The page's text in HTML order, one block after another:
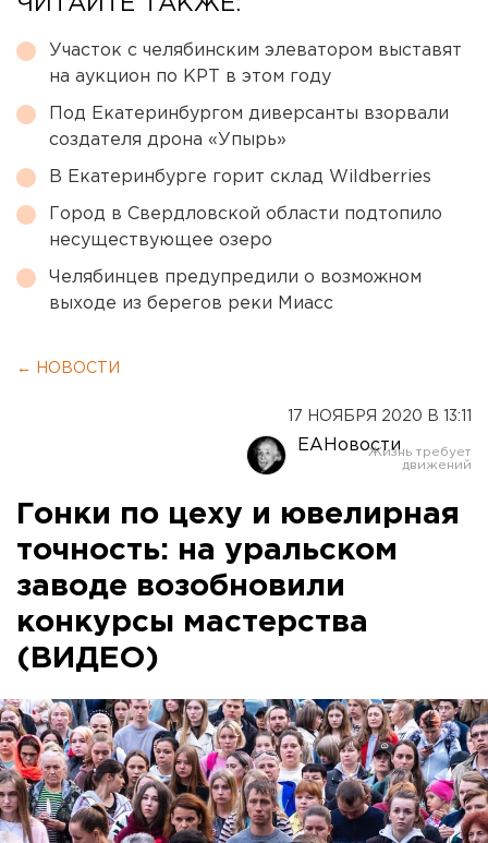
ЧИТАЙТЕ ТАКЖЕ:
Участок с челябинским элеватором выставят
на аукцион по КРТ в этом году
Под Екатеринбургом диверсанты взорвали
создателя дрона «Упырь»
В Екатеринбурге горит склад Wildberries
Город в Свердловской области подтопило
несуществующее озеро
Челябинцев предупредили о возможном
выходе из берегов реки Миасс
← НОВОСТИ
17 НОЯБРЯ 2020 В 13:11
ЕАНовости
Гонки по цеху и ювелирная
точность: на уральском
заводе возобновили
конкурсы мастерства
(ВИДЕО)